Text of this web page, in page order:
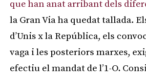
que han anat arribant dels
la Gran Via ha quedat tallada.
d’Unis x la República, els
vaga i les posteriors marxes,
efectiu el mandat de l’1-O.